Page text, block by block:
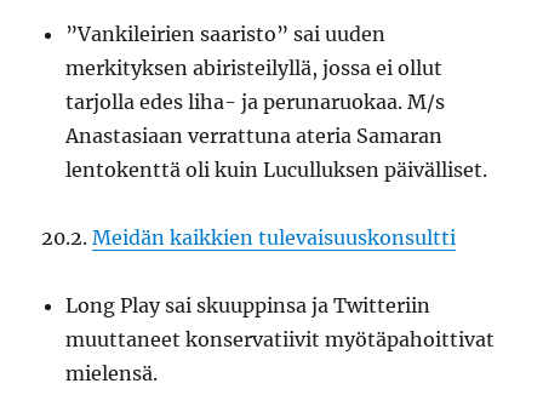
”Vankileirien saaristo” sai uuden
merkityksen abiristeilyllä, jossa ei ollut
tarjolla edes liha- ja perunaruokaa. M/s
Anastasiaan verrattuna ateria Samaran
lentokenttä oli kuin Luculluksen päivälliset.
20.2.Meidän kaikkien tulevaisuuskonsultti
Long Play sai skuuppinsa ja Twitteriin
muuttaneet konservatiivit myötäpahoittivat
mielensä.